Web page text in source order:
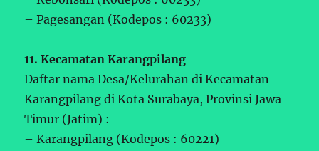
– Pagesangan (Kodepos : 60233)
11. Kecamatan Karangpilang
Daftar nama Desa/Kelurahan di Kecamatan
Karangpilang di Kota Surabaya, Provinsi Jawa
Timur (Jatim) :
– Karangpilang (Kodepos : 60221)